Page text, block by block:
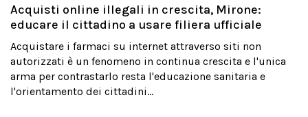
Acquisti online illegali in crescita, Mirone:
educare il cittadino a usare filiera ufficiale
Acquistare i farmaci su internet attraverso siti non
autorizzati è un fenomeno in continua crescita e l'unica
arma per contrastarlo resta l'educazione sanitaria e
l'orientamento dei cittadini...